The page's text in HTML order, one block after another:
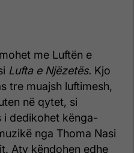
me Luftën e
Lufta e Njëzetës. Kjo
tre muajsh luftimesh,
në qytet, si
i dedikohet kënga-
nga Thoma Nasi
Aty këndohen edhe